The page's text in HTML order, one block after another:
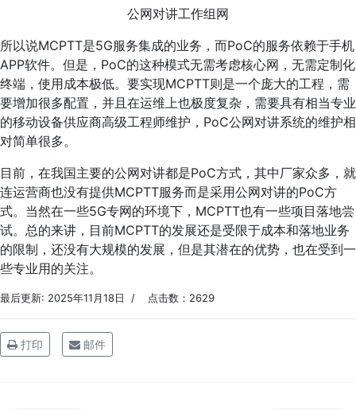
公网对讲工作组网
所以说MCPTT是5G服务集成的业务，而PoC的服务依赖于手机
APP软件。但是，PoC的这种模式无需考虑核心网，无需定制化
终端，使用成本极低。要实现MCPTT则是一个庞大的工程，需
要增加很多配置，并且在运维上也极度复杂，需要具有相当专业
的移动设备供应商高级工程师维护，PoC公网对讲系统的维护相
对简单很多。
目前，在我国主要的公网对讲都是PoC方式，其中厂家众多，就
连运营商也没有提供MCPTT服务而是采用公网对讲的PoC方
式。当然在一些5G专网的环境下，MCPTT也有一些项目落地尝
试。总的来讲，目前MCPTT的发展还是受限于成本和落地业务
的限制，还没有大规模的发展，但是其潜在的优势，也在受到一
些专业用的关注。
最后更新: 2025年11月18日 点击数：2629
打印 邮件